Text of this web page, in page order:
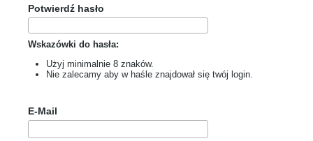
Potwierdź hasło
Wskazówki do hasła:
Użyj minimalnie 8 znaków.
Nie zalecamy aby w haśle znajdował się twój login.
E-Mail